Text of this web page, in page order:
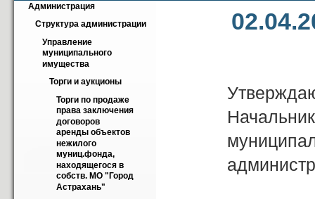
Администрация
Структура администрации
Управление
муниципального
имущества
Торги и аукционы
Торги по продаже
права заключения
договоров
аренды объектов
нежилого
муниц.фонда,
находящегося в
собств. МО "Город
Астрахань"
Начальник